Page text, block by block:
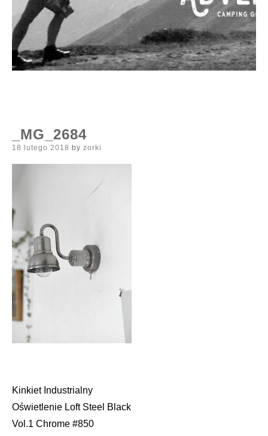
_MG_2684
Posted
18 lutego 2018 by zorki
Nawigacja
wpisu
Kinkiet Industrialny
Oświetlenie Loft Steel Black
Vol.1 Chrome #850